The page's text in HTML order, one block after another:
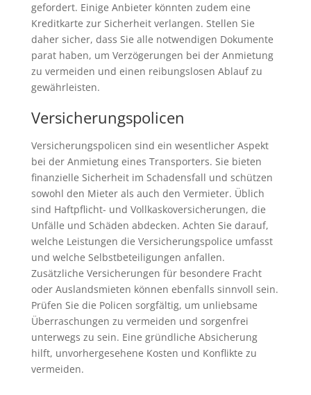
gefordert. Einige Anbieter könnten zudem eine
Kreditkarte zur Sicherheit verlangen. Stellen Sie
daher sicher, dass Sie alle notwendigen Dokumente
parat haben, um Verzögerungen bei der Anmietung
zu vermeiden und einen reibungslosen Ablauf zu
gewährleisten.
Versicherungspolicen
Versicherungspolicen sind ein wesentlicher Aspekt
bei der Anmietung eines Transporters. Sie bieten
finanzielle Sicherheit im Schadensfall und schützen
sowohl den Mieter als auch den Vermieter. Üblich
sind Haftpflicht- und Vollkaskoversicherungen, die
Unfälle und Schäden abdecken. Achten Sie darauf,
welche Leistungen die Versicherungspolice umfasst
und welche Selbstbeteiligungen anfallen.
Zusätzliche Versicherungen für besondere Fracht
oder Auslandsmieten können ebenfalls sinnvoll sein.
Prüfen Sie die Policen sorgfältig, um unliebsame
Überraschungen zu vermeiden und sorgenfrei
unterwegs zu sein. Eine gründliche Absicherung
hilft, unvorhergesehene Kosten und Konflikte zu
vermeiden.